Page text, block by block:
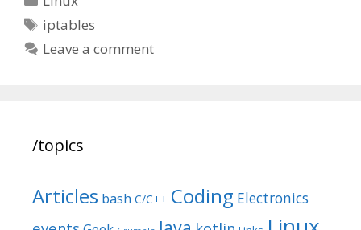
Tags
iptables
Leave a comment
/topics
Articles bash C/C++ Coding Electronics